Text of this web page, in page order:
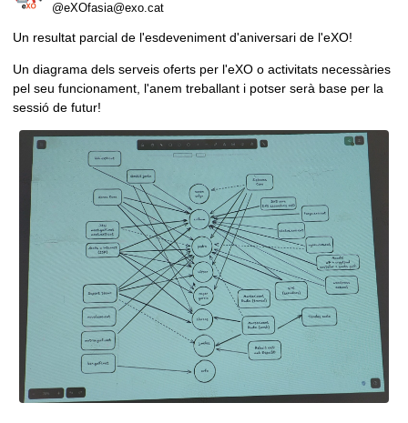
@eXOfasia@exo.cat
Un resultat parcial de l'esdeveniment d'aniversari de l'eXO!
Un diagrama dels serveis oferts per l'eXO o activitats necessàries
pel seu funcionament, l'anem treballant i potser serà base per la
sessió de futur!